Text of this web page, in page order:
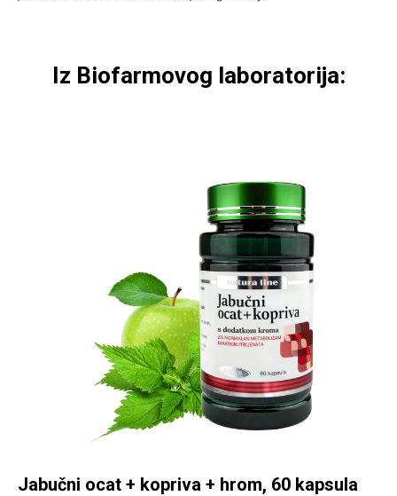
Iz Biofarmovog laboratorija:
Jabučni ocat + kopriva + hrom, 60 kapsula